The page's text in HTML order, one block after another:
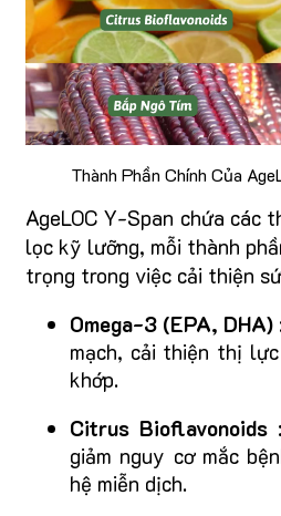
Thành Phần Chính Của
AgeLOC Y-Span chứa các
lọc kỹ lưỡng, mỗi thành
trọng trong việc cải thiện
Omega-3 (EPA, DHA)
mạch, cải thiện thị
khớp.
Citrus Bioflavonoids
giảm nguy cơ mắc
hệ miễn dịch.